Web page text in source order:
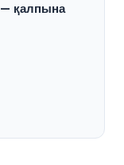
қалпына